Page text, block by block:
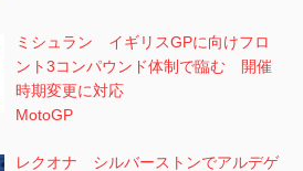
ミシュラン イギリスGPに向けフロ
ント3コンパウンド体制で臨む 開催
時期変更に対応
MotoGP
レクオナ シルバーストンでアルデゲ